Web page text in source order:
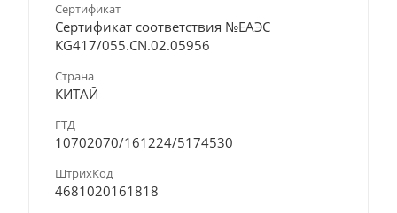
Сертификат
Сертификат соответствия №ЕАЭС
KG417/055.CN.02.05956
Страна
КИТАЙ
ГТД
10702070/161224/5174530
ШтрихКод
4681020161818